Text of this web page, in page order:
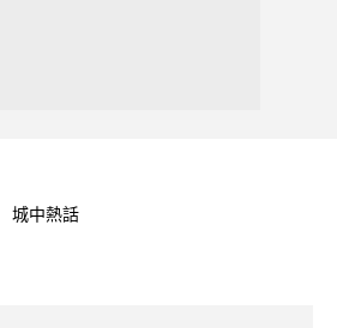
城中熱話